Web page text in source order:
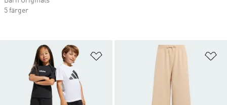
Lägg till på önskelistan
5 färger